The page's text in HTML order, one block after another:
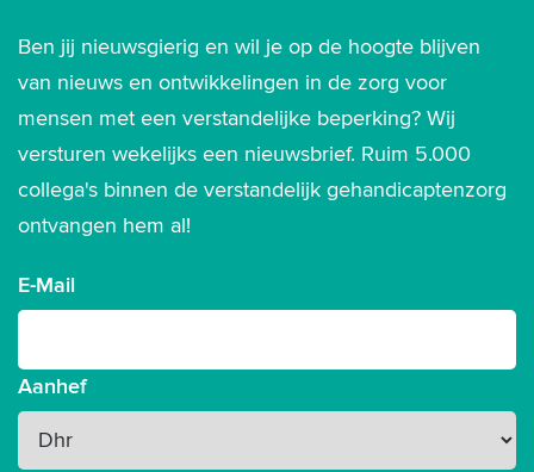
Ben jij nieuwsgierig en wil je op de hoogte blijven
van nieuws en ontwikkelingen in de zorg voor
mensen met een verstandelijke beperking? Wij
versturen wekelijks een nieuwsbrief. Ruim 5.000
collega's binnen de verstandelijk gehandicaptenzorg
ontvangen hem al!
E-Mail
Aanhef